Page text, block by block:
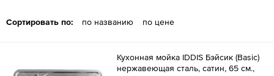
Сортировать по: по названию по цене
Кухонная мойка IDDIS Бэйсик (Basic)
нержавеющая сталь, сатин, 65 см.,